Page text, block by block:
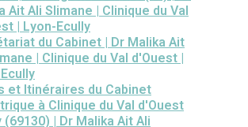
Ait Ali Slimane | Clinique du Val
| Lyon-Ecully
du Cabinet | Dr Malika Ait
| Clinique du Val d'Ouest |
et Itinéraires du Cabinet
à Clinique du Val d'Ouest
(69130) | Dr Malika Ait Ali